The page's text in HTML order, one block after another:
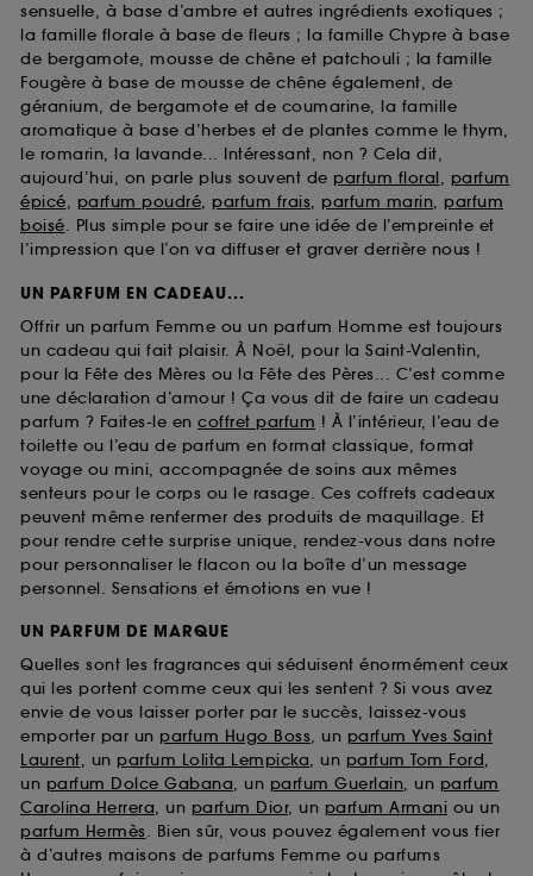
sensuelle, à base d’ambre et autres ingrédients exotiques ;
la famille florale à base de fleurs ; la famille Chypre à base
de bergamote, mousse de chêne et patchouli ; la famille
Fougère à base de mousse de chêne également, de
géranium, de bergamote et de coumarine, la famille
aromatique à base d’herbes et de plantes comme le thym,
le romarin, la lavande... Intéressant, non ? Cela dit,
aujourd’hui, on parle plus souvent de parfum floral, parfum
épicé, parfum poudré, parfum frais, parfum marin, parfum
boisé. Plus simple pour se faire une idée de l’empreinte et
l’impression que l’on va diffuser et graver derrière nous !
UN PARFUM EN CADEAU...
Offrir un parfum Femme ou un parfum Homme est toujours
un cadeau qui fait plaisir. À Noël, pour la Saint-Valentin,
pour la Fête des Mères ou la Fête des Pères... C’est comme
une déclaration d’amour ! Ça vous dit de faire un cadeau
parfum ? Faites-le en coffret parfum ! À l’intérieur, l’eau de
toilette ou l’eau de parfum en format classique, format
voyage ou mini, accompagnée de soins aux mêmes
senteurs pour le corps ou le rasage. Ces coffrets cadeaux
peuvent même renfermer des produits de maquillage. Et
pour rendre cette surprise unique, rendez-vous dans notre
pour personnaliser le flacon ou la boîte d’un message
personnel. Sensations et émotions en vue !
UN PARFUM DE MARQUE
Quelles sont les fragrances qui séduisent énormément ceux
qui les portent comme ceux qui les sentent ? Si vous avez
envie de vous laisser porter par le succès, laissez-vous
emporter par un parfum Hugo Boss, un parfum Yves Saint
Laurent, un parfum Lolita Lempicka, un parfum Tom Ford,
un parfum Dolce Gabana, un parfum Guerlain, un parfum
Carolina Herrera, un parfum Dior, un parfum Armani ou un
parfum Hermès. Bien sûr, vous pouvez également vous fier
à d’autres maisons de parfums Femme ou parfums